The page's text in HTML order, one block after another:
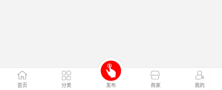
首页 分类 发布 商家 我的